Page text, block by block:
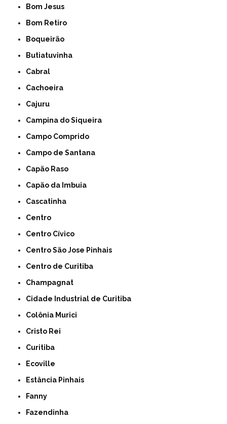
Bom Jesus
Bom Retiro
Boqueirão
Butiatuvinha
Cabral
Cachoeira
Cajuru
Campina do Siqueira
Campo Comprido
Campo de Santana
Capão Raso
Capão da Imbuia
Cascatinha
Centro
Centro Cívico
Centro São Jose Pinhais
Centro de Curitiba
Champagnat
Cidade Industrial de Curitiba
Colônia Murici
Cristo Rei
Curitiba
Ecoville
Estância Pinhais
Fanny
Fazendinha